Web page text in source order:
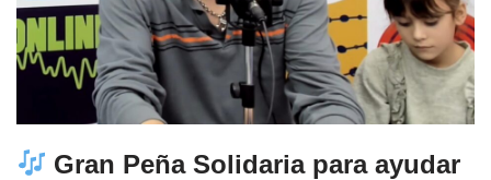
Gran Peña Solidaria para ayudar